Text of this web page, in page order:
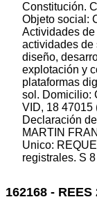
Constitución.
Objeto social:
Actividades
actividades de
diseño,
explotación y
plataformas
sol. Domicilio:
VID, 18 47015
Declaración
MARTIN
Unico:
registrales. S
162168 - REES